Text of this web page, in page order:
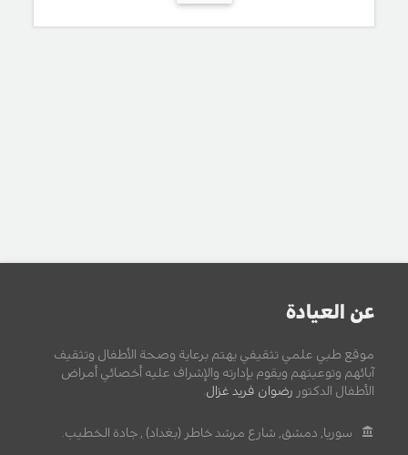
عن العيادة
موقع طبي علمي تثقيفي يهتم برعاية وصحة الأطفال وتثقيف
آبائهم وتوعيتهم ويقوم بإدارته والإشراف عليه أخصائي أمراض
الأطفال الدكتور رضوان فريد غزال.
سوريا, دمشق, شارع مرشد خاطر (بغداد) , جادة الخطيب.